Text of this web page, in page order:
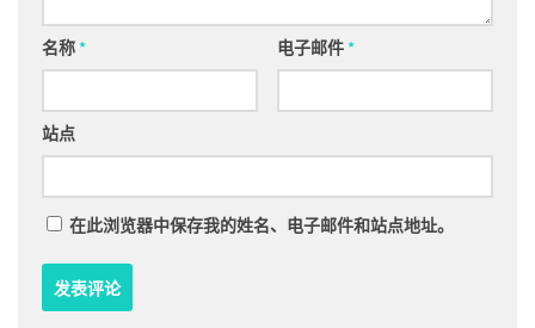
名称* 电子邮件*
站点
在此浏览器中保存我的姓名、电子邮件和站点地址。